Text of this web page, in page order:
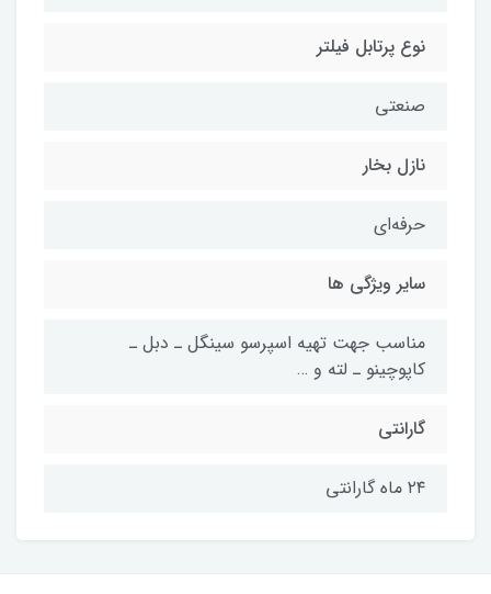
نوع پرتابل فیلتر
صنعتی
نازل بخار
حرفه‌ای
سایر ویژگی ها
مناسب جهت تهیه اسپرسو سینگل ـ دبل ـ
کاپوچینو ـ لته و …
گارانتی
۲۴ ماه گارانتی